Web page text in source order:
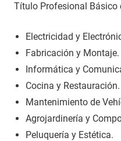
Título Profesional Básico
Electricidad y
Fabricación y Montaje.
Informática y
Cocina y Restauración.
Mantenimiento de
Agrojardinería y
Peluquería y Estética.